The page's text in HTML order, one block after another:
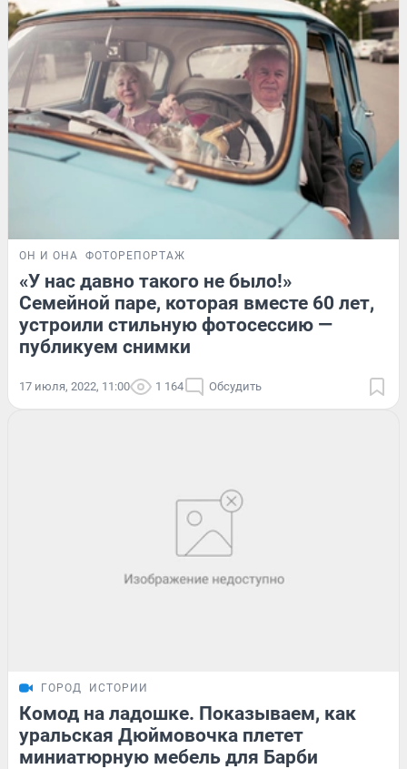
ОН И ОНА ФОТОРЕПОРТАЖ
«У нас давно такого не было!»
Семейной паре, которая вместе 60 лет,
устроили стильную фотосессию —
публикуем снимки
17 июля, 2022, 11:00 1 164 Обсудить
ГОРОД ИСТОРИИ
Комод на ладошке. Показываем, как
уральская Дюймовочка плетет
миниатюрную мебель для Барби